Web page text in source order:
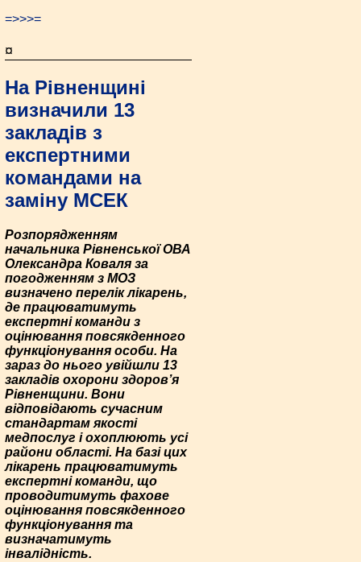
=>>>=
¤
На Рівненщині
визначили 13
закладів з
експертними
командами на
заміну МСЕК
Розпорядженням
начальника Рівненської ОВА
Олександра Коваля за
погодженням з МОЗ
визначено перелік лікарень,
де працюватимуть
експертні команди з
оцінювання повсякденного
функціонування особи. На
зараз до нього увійшли 13
закладів охорони здоров’я
Рівненщини. Вони
відповідають сучасним
стандартам якості
медпослуг і охоплюють усі
райони області. На базі цих
лікарень працюватимуть
експертні команди, що
проводитимуть фахове
оцінювання повсякденного
функціонування та
визначатимуть
інвалідність.